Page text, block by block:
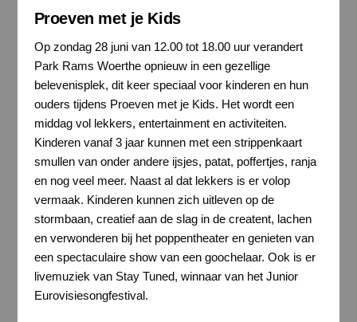
Proeven met je Kids
Op zondag 28 juni van 12.00 tot 18.00 uur verandert
Park Rams Woerthe opnieuw in een gezellige
belevenisplek, dit keer speciaal voor kinderen en hun
ouders tijdens Proeven met je Kids. Het wordt een
middag vol lekkers, entertainment en activiteiten.
Kinderen vanaf 3 jaar kunnen met een strippenkaart
smullen van onder andere ijsjes, patat, poffertjes, ranja
en nog veel meer. Naast al dat lekkers is er volop
vermaak. Kinderen kunnen zich uitleven op de
stormbaan, creatief aan de slag in de creatent, lachen
en verwonderen bij het poppentheater en genieten van
een spectaculaire show van een goochelaar. Ook is er
livemuziek van Stay Tuned, winnaar van het Junior
Eurovisiesongfestival.